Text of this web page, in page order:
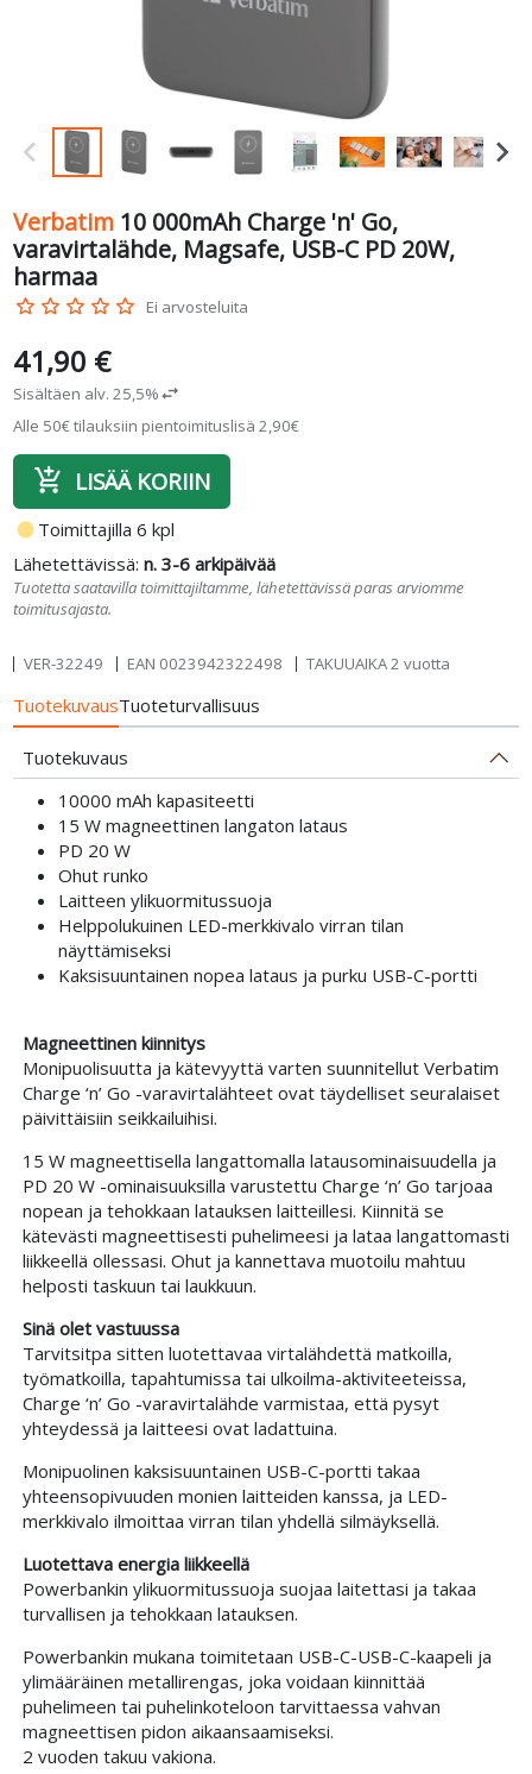
Verbatim 10 000mAh Charge 'n' Go,
varavirtalähde, Magsafe, USB-C PD 20W,
harmaa
star_border star_border star_border star_border star_border Ei arvosteluita
41,90 €
Sisältäen alv. 25,5%swap_horiz
Alle 50€ tilauksiin pientoimituslisä 2,90€
add_shopping_cart LISÄÄ KORIIN
fiber_manual_record Toimittajilla 6 kpl
Lähetettävissä:n. 3-6 arkipäivää
Tuotetta saatavilla toimittajiltamme, lähetettävissä paras arviomme
toimitusajasta.
VER-32249 EAN 0023942322498 TAKUUAIKA 2 vuotta
TuotekuvausTuoteturvallisuus
Tuotekuvaus
10000 mAh kapasiteetti
15 W magneettinen langaton lataus
PD 20 W
Ohut runko
Laitteen ylikuormitussuoja
Helppolukuinen LED-merkkivalo virran tilan
näyttämiseksi
Kaksisuuntainen nopea lataus ja purku USB-C-portti
Magneettinen kiinnitys
Monipuolisuutta ja kätevyyttä varten suunnitellut Verbatim
Charge ‘n’ Go -varavirtalähteet ovat täydelliset seuralaiset
päivittäisiin seikkailuihisi.
15 W magneettisella langattomalla latausominaisuudella ja
PD 20 W -ominaisuuksilla varustettu Charge ‘n’ Go tarjoaa
nopean ja tehokkaan latauksen laitteillesi. Kiinnitä se
kätevästi magneettisesti puhelimeesi ja lataa langattomasti
liikkeellä ollessasi. Ohut ja kannettava muotoilu mahtuu
helposti taskuun tai laukkuun.
Sinä olet vastuussa
Tarvitsitpa sitten luotettavaa virtalähdettä matkoilla,
työmatkoilla, tapahtumissa tai ulkoilma-aktiviteeteissa,
Charge ‘n’ Go -varavirtalähde varmistaa, että pysyt
yhteydessä ja laitteesi ovat ladattuina.
Monipuolinen kaksisuuntainen USB-C-portti takaa
yhteensopivuuden monien laitteiden kanssa, ja LED-
merkkivalo ilmoittaa virran tilan yhdellä silmäyksellä.
Luotettava energia liikkeellä
Powerbankin ylikuormitussuoja suojaa laitettasi ja takaa
turvallisen ja tehokkaan latauksen.
Powerbankin mukana toimitetaan USB-C-USB-C-kaapeli ja
ylimääräinen metallirengas, joka voidaan kiinnittää
puhelimeen tai puhelinkoteloon tarvittaessa vahvan
magneettisen pidon aikaansaamiseksi.
2 vuoden takuu vakiona.